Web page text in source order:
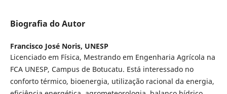
Biografia do Autor
Francisco José Noris, UNESP
Licenciado em Física, Mestrando em Engenharia Agrícola na
FCA UNESP, Campus de Botucatu. Está interessado no
conforto térmico, bioenergia, utilização racional da energia,